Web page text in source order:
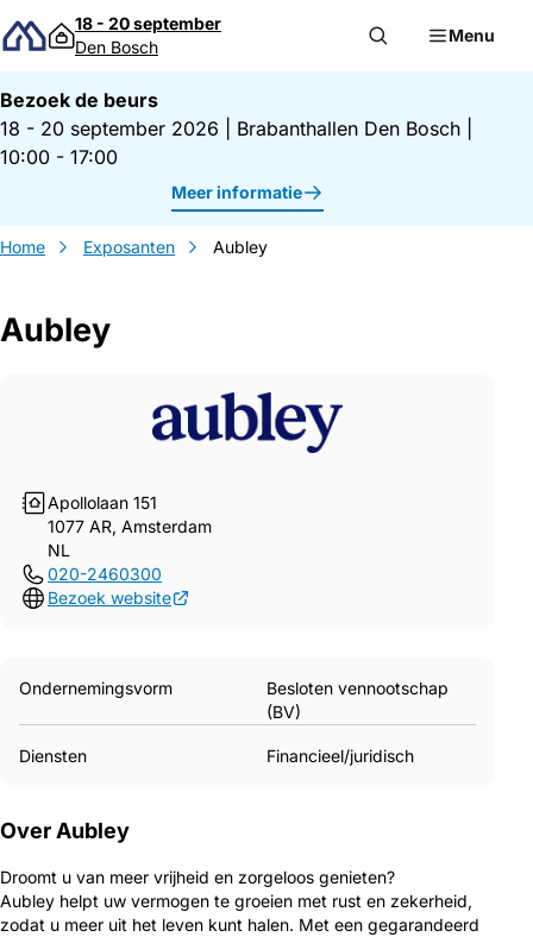
Direct naar inhoud
18 - 20 september
Den Bosch
Menu
Bezoek de beurs
18 - 20 september 2026
Brabanthallen Den Bosch
10:00 - 17:00
Meer informatie
Home Exposanten Aubley
Aubley
Apollolaan 151
1077 AR, Amsterdam
NL
020-2460300
Bezoek website
Gegevens Aubley
Ondernemingsvorm
Besloten vennootschap
(BV)
Diensten Financieel/juridisch
Over Aubley
Droomt u van meer vrijheid en zorgeloos genieten?
Aubley helpt uw vermogen te groeien met rust en zekerheid,
zodat u meer uit het leven kunt halen. Met een gegarandeerd